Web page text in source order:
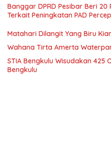
Banggar DPRD Pesibar Beri
Terkait Peningkatan PAD
Matahari Dilangit Yang Biru
Wahana Tirta Amerta
STIA Bengkulu Wisudakan 425
Bengkulu